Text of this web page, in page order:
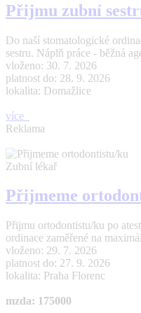
Přijmu zubní
Do naší stomatologické
sestru. Náplň práce - běžná
vloženo: 30. 7. 2026
platnost do: 28. 9. 2026
lokalita: Domažlice
více
Reklama
Zubní lékař
Přijmeme
Přijmu ortodontistu/ku po
ordinace zaměřené na
vloženo: 29. 7. 2026
platnost do: 27. 9. 2026
lokalita: Praha Florenc
mzda: 175000